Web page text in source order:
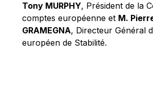
Richard Pelly
Robert Goebbels
Robert REYNDERS
Tony MURPHY, Président de la
comptes européenne et M.
GRAMEGNA, Directeur Général
européen de Stabilité.